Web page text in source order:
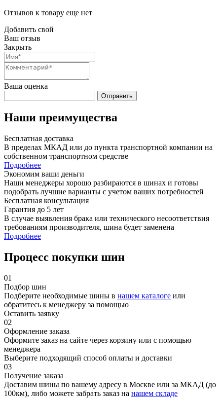
Отзывов к товару еще нет
Добавить свой
Ваш отзыв
Закрыть
Ваша оценка
Отправить
Наши преимущества
Бесплатная доставка
В пределах МКАД или до пункта транспортной компании на
собственном транспортном средстве
Подробнее
Экономим ваши деньги
Наши менеджеры хорошо разбираются в шинах и готовы
подобрать лучшие варианты с учетом ваших потребностей
Бесплатная консультация
Гарантия до 5 лет
В случае выявления брака или технического несоответствия
требованиям производителя, шина будет заменена
Подробнее
Процесс покупки шин
01
Подбор шин
Подберите необходимые шины в нашем каталоге или
обратитесь к менеджеру за помощью
Оставить заявку
02
Оформление заказа
Оформите заказ на сайте через корзину или с помощью
менеджера
Выберите подходящий способ оплаты и доставки
03
Получение заказа
Доставим шины по вашему адресу в Москве или за МКАД (до
100км), либо можете забрать заказ на нашем складе